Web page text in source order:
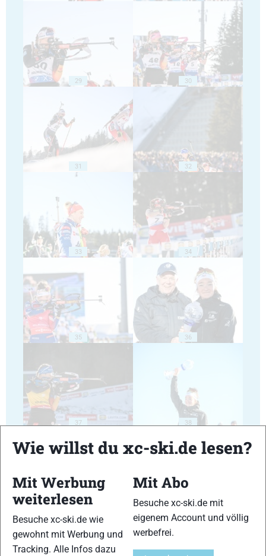
29 30
31 32
33 34
35 36
37 38
40
Wie willst du xc-ski.de lesen?
Mit Werbung
weiterlesen
Besuche xc-ski.de wie
gewohnt mit Werbung und
Tracking. Alle Infos dazu
Mit Abo
Besuche xc-ski.de mit
eigenem Account und völlig
werbefrei.